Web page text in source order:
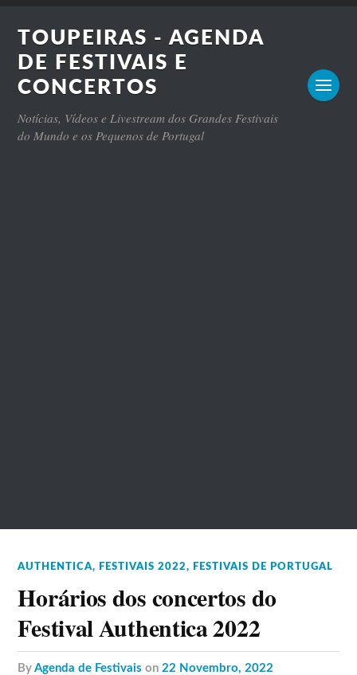
TOUPEIRAS - AGENDA
DE FESTIVAIS E
CONCERTOS
Notícias, Vídeos e Livestream dos Grandes Festivais
do Mundo e os Pequenos de Portugal
AUTHENTICA, FESTIVAIS 2022, FESTIVAIS DE PORTUGAL
Horários dos concertos do
Festival Authentica 2022
byAgenda de Festivais on22 Novembro, 2022